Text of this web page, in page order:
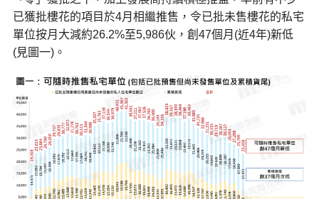
已獲批樓花的項目於4月相繼推售，令已批未售樓花的私宅
單位按月大減約26.2%至5,986伙，創47個月(近4年)新低
(見圖一)。